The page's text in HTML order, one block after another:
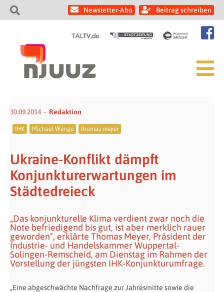
Newsletter-Abo Beitrag schreiben
30.09.2014 Redaktion
IHK Michael Wenge thomas meyer
Ukraine-Konflikt dämpft
Konjunkturerwartungen im
Städtedreieck
„Das konjunkturelle Klima verdient zwar noch die
Note befriedigend bis gut, ist aber merklich rauer
geworden", erklärte Thomas Meyer, Präsident der
Industrie- und Handelskammer Wuppertal-
Solingen-Remscheid, am Dienstag im Rahmen der
Vorstellung der jüngsten IHK-Konjunkturumfrage.
„Eine abgeschwächte Nachfrage zur Jahresmitte sowie die